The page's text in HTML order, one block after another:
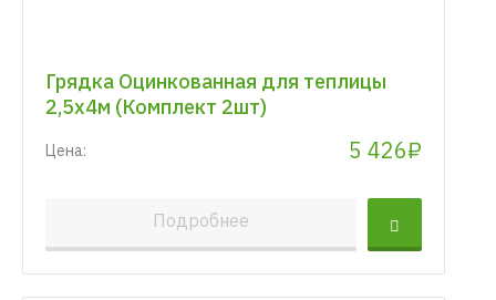
Грядка Оцинкованная для теплицы
2,5х4м (Комплект 2шт)
Цена: 5 426₽
Подробнее